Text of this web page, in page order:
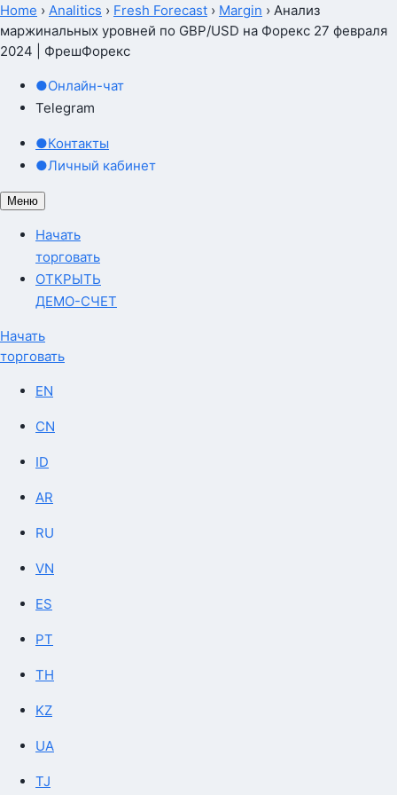
Home › Analitics › Fresh Forecast › Margin › Анализ
маржинальных уровней по GBP/USD на Форекс 27 февраля
2024 | ФрешФорекс
●Онлайн-чат
Telegram
●Контакты
●Личный кабинет
Меню
Начать
торговать
ОТКРЫТЬ
ДЕМО-СЧЕТ
Начать
торговать
EN
CN
ID
AR
RU
VN
ES
PT
TH
KZ
UA
TJ